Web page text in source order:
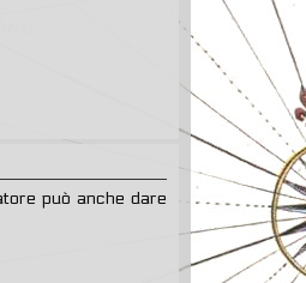
può anche dare